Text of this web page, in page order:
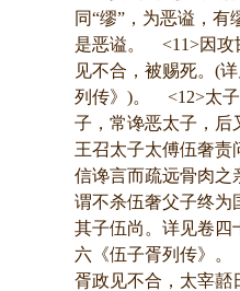
同“缪”，为恶谥，有
是恶谥。 <11>因攻
见不合，被赐死。(
列传》)。 <12>太
子，常谗恶太子，后
王召太子太傅伍奢责
信谗言而疏远骨肉之
谓不杀伍奢父子终为
其子伍尚。详见卷四
六《伍子胥列传》
胥政见不合，太宰嚭